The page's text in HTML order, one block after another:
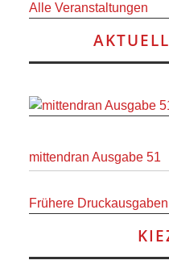
SPONSORING
KONTAKT
Alle Veranstaltungen
mittendran Ausgabe 51
Frühere Druckausgaben